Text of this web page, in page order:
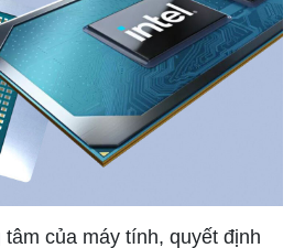
của máy tính, quyết định